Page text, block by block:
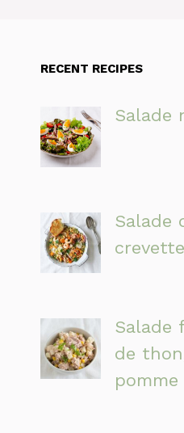
RECENT RECIPES
Salade
Salade
Salade
de
pomme